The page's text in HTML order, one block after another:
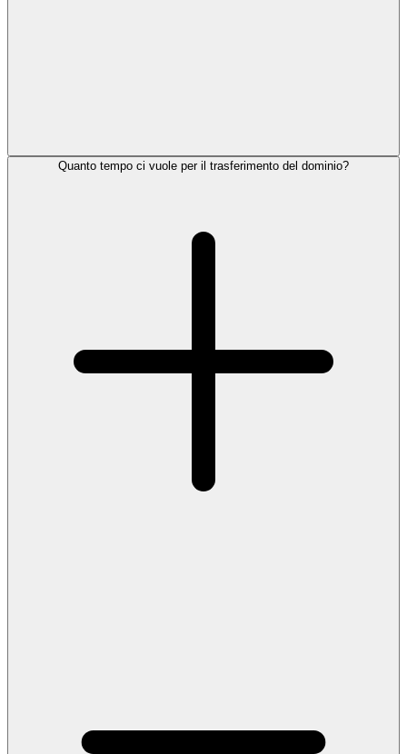
Quanto tempo ci vuole per il trasferimento del dominio?